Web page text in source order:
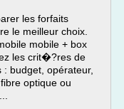
les forfaits
le meilleur choix.
mobile + box
les crit�?res de
budget, opérateur,
optique ou